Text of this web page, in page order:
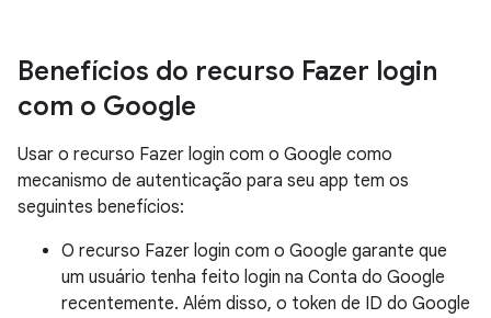
Benefícios do recurso Fazer login
com o Google
Usar o recurso Fazer login com o Google como
mecanismo de autenticação para seu app tem os
seguintes benefícios:
O recurso Fazer login com o Google garante que
um usuário tenha feito login na Conta do Google
recentemente. Além disso, o token de ID do Google